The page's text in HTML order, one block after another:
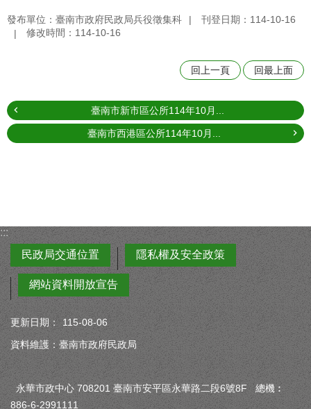
發布單位：臺南市政府民政局兵役徵集科
刊登日期：114-10-16
修改時間：114-10-16
回上一頁 回最上面
臺南市新市區公所114年10月...
臺南市西港區公所114年10月...
:::
民政局交通位置
隱私權及安全政策
網站資料開放宣告
更新日期：
115-08-06
資料維護：臺南市政府民政局
永華市政中心 708201 臺南市安平區永華路二段6號8F 總機︰
886-6-2991111